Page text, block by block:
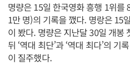
명량은 15일 한국영화 흥행 1위를
1만 명)의 기록을 깼다. 명랑은 15
이 봤다. 명량은 지난달 30일 개봉
뒤 ‘역대 최단’과 ‘역대 최다’의 기
이 질주했다.